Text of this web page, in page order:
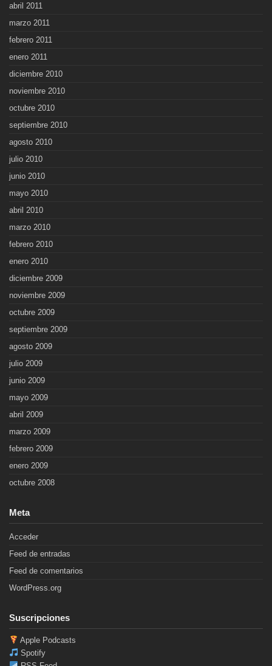
abril 2011
marzo 2011
febrero 2011
enero 2011
diciembre 2010
noviembre 2010
octubre 2010
septiembre 2010
agosto 2010
julio 2010
junio 2010
mayo 2010
abril 2010
marzo 2010
febrero 2010
enero 2010
diciembre 2009
noviembre 2009
octubre 2009
septiembre 2009
agosto 2009
julio 2009
junio 2009
mayo 2009
abril 2009
marzo 2009
febrero 2009
enero 2009
octubre 2008
Meta
Acceder
Feed de entradas
Feed de comentarios
WordPress.org
Suscripciones
Apple Podcasts
Spotify